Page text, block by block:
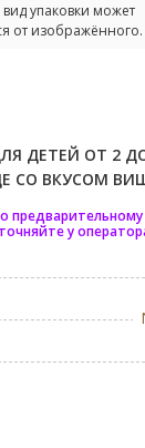
упаковки может
от изображённого.
ДЕТЕЙ ОТ 2
СО ВКУСОМ
у